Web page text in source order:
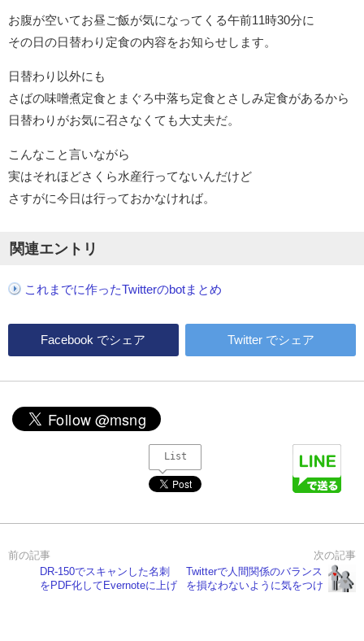
お腹が空いてお昼ご飯が気になってくる午前11時30分に
その日の日替わり定食の内容をお知らせします。
日替わり以外にも
さばの味噌煮定食とまぐろ中落ち定食とさしみ定食があるから
日替わりがお気に召さなくても大丈夫だ。
こんなこと言いながら
実はそれほどさくら水産行ってないんだけど
さすがに今日は行っておかなければ。
関連エントリ
これまでに作ったTwitterのbotまとめ
Facebook でシェア Twitterでシェア
List
DR-150でスキャンした名刺
をPDF化してEvernoteに上げ
Twitterで人間関係のバランス
を損なわないように気をつけ